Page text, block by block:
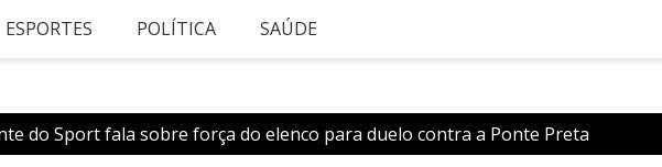
ESPORTES POLÍTICA SAÚDE
do Sport fala sobre força do elenco para duelo contra a Ponte Preta